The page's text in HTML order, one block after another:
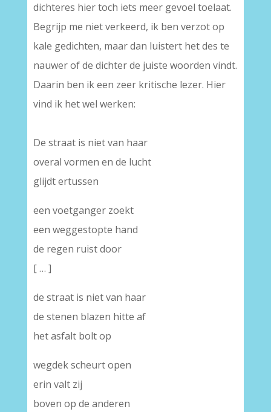
dichteres hier toch iets meer gevoel toelaat.
Begrijp me niet verkeerd, ik ben verzot op
kale gedichten, maar dan luistert het des te
nauwer of de dichter de juiste woorden vindt.
Daarin ben ik een zeer kritische lezer. Hier
vind ik het wel werken:
De straat is niet van haar
overal vormen en de lucht
glijdt ertussen
een voetganger zoekt
een weggestopte hand
de regen ruist door
[ … ]
de straat is niet van haar
de stenen blazen hitte af
het asfalt bolt op
wegdek scheurt open
erin valt zij
boven op de anderen